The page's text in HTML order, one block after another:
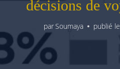
décisions de
parSoumaya publié le